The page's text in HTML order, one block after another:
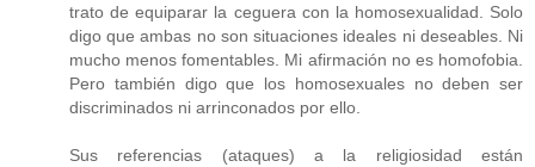
trato de equiparar la ceguera con la homosexualidad. Solo
digo que ambas no son situaciones ideales ni deseables. Ni
mucho menos fomentables. Mi afirmación no es homofobia.
Pero también digo que los homosexuales no deben ser
discriminados ni arrinconados por ello.
Sus referencias (ataques) a la religiosidad están